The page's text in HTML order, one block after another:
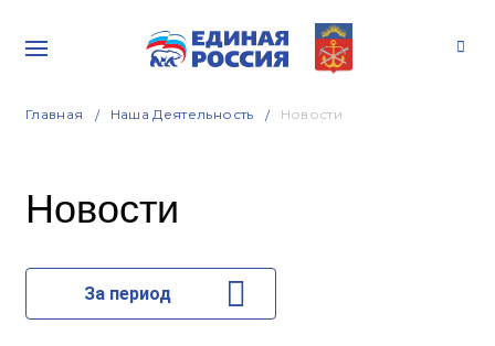
Главная Наша Деятельность Новости
Новости
За период